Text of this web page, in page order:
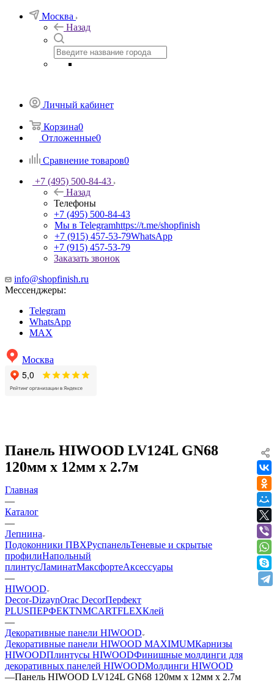
Москва
Назад
Личный кабинет
Корзина0
Отложенные0
Сравнение товаров0
+7 (495) 500-84-43
Назад
Телефоны
+7 (495) 500-84-43
Мы в Telegramhttps://t.me/shopfinish
+7 (915) 457-53-79WhatsApp
+7 (915) 457-53-79
Заказать звонок
info@shopfinish.ru
Мессенджеры:
Telegram
WhatsApp
MAX
Москва
Панель HIWOOD LV124L GN68
120мм х 12мм х 2.7м
Главная
—
Каталог
—
Лепнина
Подоконники ПВХРуспанельТеневые и скрытые
профилиНапольный
плинтусЛаминатМаксфортеАксессуары
—
HIWOOD
Decor-DizaynOrac DecorПерфект
PLUSПЕРФЕКТNMCARTFLEXКлей
—
Декоративные панели HIWOOD
Декоративные панели HIWOOD MAXIMUMКарнизы
HIWOODПлинтусы HIWOODФинишные молдинги для
декоративных панелей HIWOODМолдинги HIWOOD
—Панель HIWOOD LV124L GN68 120мм х 12мм х 2.7м